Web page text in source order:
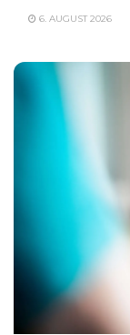
6. AUGUST 2026